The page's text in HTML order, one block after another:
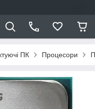
ПК Процесори